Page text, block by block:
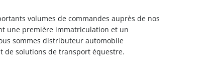
volumes de commandes auprès de nos
une première immatriculation et un
sommes distributeur automobile
de solutions de transport équestre.